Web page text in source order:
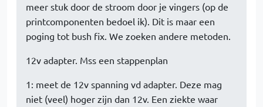
meer stuk door de stroom door je vingers (op de
printcomponenten bedoel ik). Dit is maar een
poging tot bush fix. We zoeken andere metoden.
12v adapter. Mss een stappenplan
1: meet de 12v spanning vd adapter. Deze mag
niet (veel) hoger zijn dan 12v. Een ziekte waar